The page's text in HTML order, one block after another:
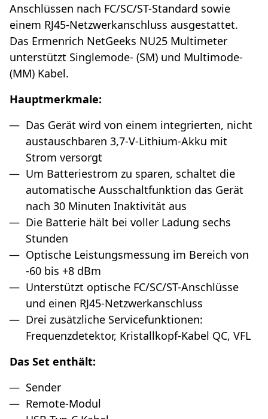
Anschlüssen nach FC/SC/ST-Standard sowie
einem RJ45-Netzwerkanschluss ausgestattet.
Das Ermenrich NetGeeks NU25 Multimeter
unterstützt Singlemode- (SM) und Multimode-
(MM) Kabel.
Hauptmerkmale:
Das Gerät wird von einem integrierten, nicht
austauschbaren 3,7-V-Lithium-Akku mit
Strom versorgt
Um Batteriestrom zu sparen, schaltet die
automatische Ausschaltfunktion das Gerät
nach 30 Minuten Inaktivität aus
Die Batterie hält bei voller Ladung sechs
Stunden
Optische Leistungsmessung im Bereich von
-60 bis +8 dBm
Unterstützt optische FC/SC/ST-Anschlüsse
und einen RJ45-Netzwerkanschluss
Drei zusätzliche Servicefunktionen:
Frequenzdetektor, Kristallkopf-Kabel QC, VFL
Das Set enthält:
Sender
Remote-Modul